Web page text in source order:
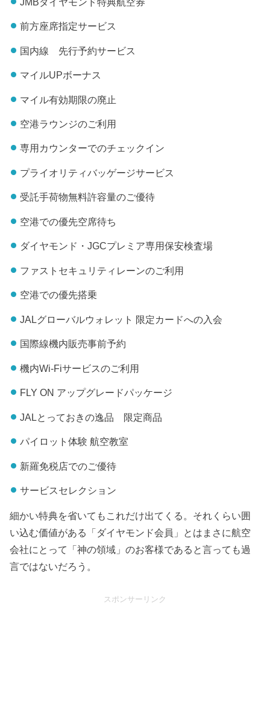
前方座席指定サービス
国内線 先行予約サービス
マイルUPボーナス
マイル有効期限の廃止
空港ラウンジのご利用
専用カウンターでのチェックイン
プライオリティバッゲージサービス
受託手荷物無料許容量のご優待
空港での優先空席待ち
ダイヤモンド・JGCプレミア専用保安検査場
ファストセキュリティレーンのご利用
空港での優先搭乗
JALグローバルウォレット 限定カードへの入会
国際線機内販売事前予約
機内Wi-Fiサービスのご利用
FLY ON アップグレードパッケージ
JALとっておきの逸品 限定商品
パイロット体験 航空教室
新羅免税店でのご優待
サービスセレクション
細かい特典を省いてもこれだけ出てくる。それくらい囲
い込む価値がある「ダイヤモンド会員」とはまさに航空
会社にとって「神の領域」のお客様であると言っても過
言ではないだろう。
スポンサーリンク